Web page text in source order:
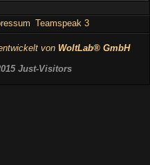
Teamspeak 3
von WoltLab® GmbH
Just-Visitors